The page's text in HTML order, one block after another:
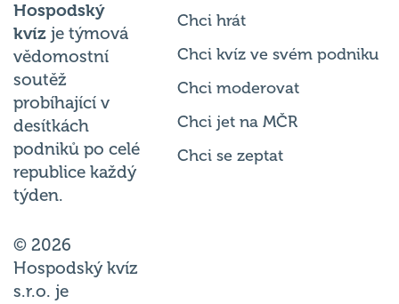
Hospodský
kvíz je týmová
vědomostní
soutěž
probíhající v
desítkách
podniků po celé
republice každý
týden.
© 2026
Hospodský kvíz
s.r.o. je
Chci hrát
Chci kvíz ve svém podniku
Chci moderovat
Chci jet na MČR
Chci se zeptat